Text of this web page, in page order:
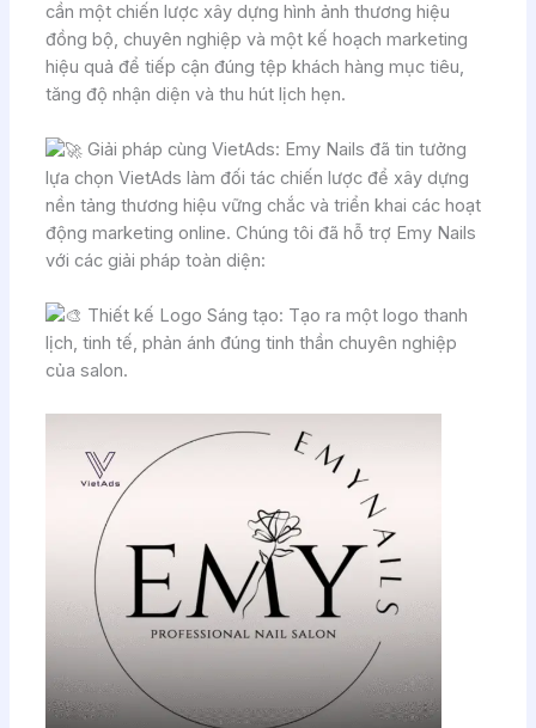
cần một chiến lược xây dựng hình ảnh thương hiệu
đồng bộ, chuyên nghiệp và một kế hoạch marketing
hiệu quả để tiếp cận đúng tệp khách hàng mục tiêu,
tăng độ nhận diện và thu hút lịch hẹn.
Giải pháp cùng VietAds: Emy Nails đã tin tưởng
lựa chọn VietAds làm đối tác chiến lược để xây dựng
nền tảng thương hiệu vững chắc và triển khai các hoạt
động marketing online. Chúng tôi đã hỗ trợ Emy Nails
với các giải pháp toàn diện:
Thiết kế Logo Sáng tạo: Tạo ra một logo thanh
lịch, tinh tế, phản ánh đúng tinh thần chuyên nghiệp
của salon.